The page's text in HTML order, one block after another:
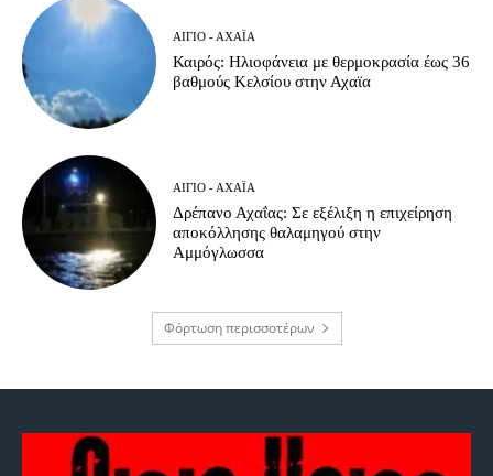
ΑΊΓΙΟ - ΑΧΑΪ́Α
Καιρός: Ηλιοφάνεια με θερμοκρασία έως 36
βαθμούς Κελσίου στην Αχαϊα
ΑΊΓΙΟ - ΑΧΑΪ́Α
Δρέπανο Αχαΐας: Σε εξέλιξη η επιχείρηση
αποκόλλησης θαλαμηγού στην
Αμμόγλωσσα
Φόρτωση περισσοτέρων